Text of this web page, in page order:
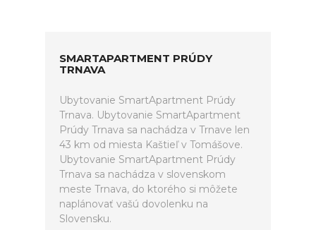
SMARTAPARTMENT PRÚDY
TRNAVA
Ubytovanie SmartApartment Prúdy
Trnava. Ubytovanie SmartApartment
Prúdy Trnava sa nachádza v Trnave len
43 km od miesta Kaštieľ v Tomášove.
Ubytovanie SmartApartment Prúdy
Trnava sa nachádza v slovenskom
meste Trnava, do ktorého si môžete
naplánovať vašú dovolenku na
Slovensku.